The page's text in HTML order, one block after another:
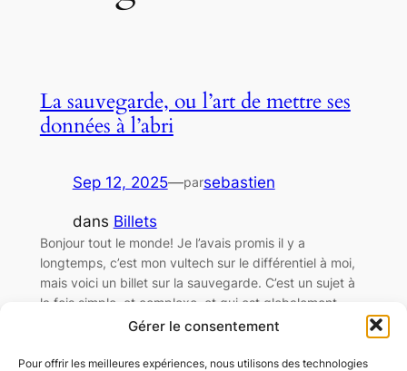
Gérer le consentement
Pour offrir les meilleures expériences, nous utilisons des technologies
La sauvegarde, ou l’art de mettre ses
données à l’abri
Sep 12, 2025—parsebastien
dans Billets
Bonjour tout le monde! Je l’avais promis il y a
longtemps, c’est mon vultech sur le différentiel à moi,
mais voici un billet sur la sauvegarde. C’est un sujet à
la fois simple, et complexe, et qui est globalement
ignoré, jusqu’au moment où en a besoin… Alors c’est